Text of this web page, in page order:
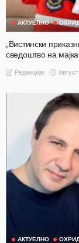
АКТУЕЛНО
„Вистински
сведоштво на
Редакција
АКТУЕЛНО